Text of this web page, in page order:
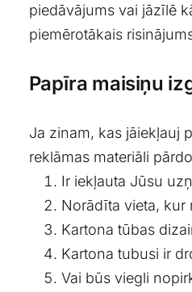
piedāvājums vai jāzīlē
piemērotākais
Papīra maisiņu
Ja zinam, kas jāiekļauj
reklāmas materiāli
Ir iekļauta Jūsu
Norādīta vieta, kur
Kartona tūbas
Kartona tubusi ir
Vai būs viegli